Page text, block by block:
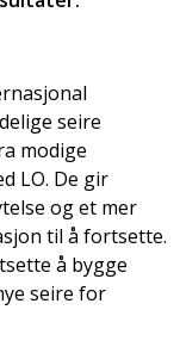
seire
modige
LO. De gir
og et mer
til å fortsette.
å bygge
seire for